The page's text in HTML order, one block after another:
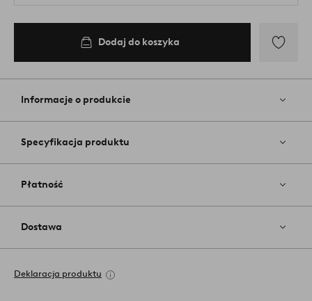
Dodaj do koszyka
do
Informacje o produkcie
Specyfikacja produktu
Płatność
Dostawa
Deklaracja produktu